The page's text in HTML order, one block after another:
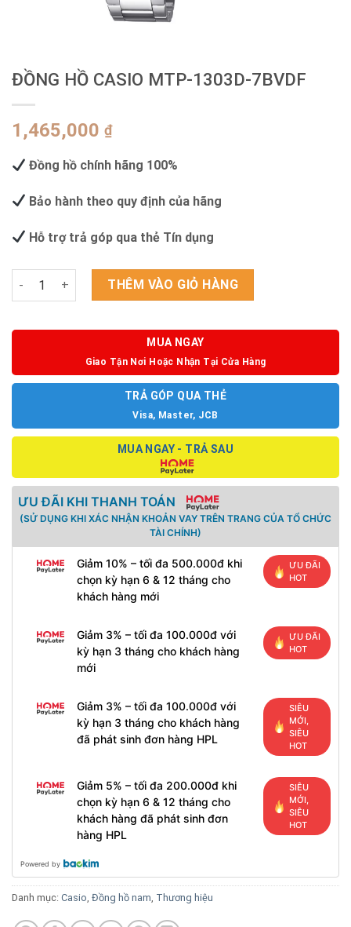
ĐỒNG HỒ CASIO MTP-1303D-7BVDF
1,465,000 ₫
Đồng hồ chính hãng 100%
Bảo hành theo quy định của hãng
Hỗ trợ trả góp qua thẻ Tín dụng
ĐỒNG HỒ CASIO MTP-1303D-7BVDF số lượng
THÊM VÀO GIỎ HÀNG
MUA NGAY
Giao Tận Nơi Hoặc Nhận Tại Cửa Hàng
TRẢ GÓP QUA THẺ
Visa, Master, JCB
MUA NGAY - TRẢ SAU
ƯU ĐÃI KHI THANH TOÁN
(SỬ DỤNG KHI XÁC NHẬN KHOẢN VAY TRÊN TRANG CỦA TỔ CHỨC
TÀI CHÍNH)
Giảm 10% – tối đa 500.000đ khi
chọn kỳ hạn 6 & 12 tháng cho
khách hàng mới
ƯU ĐÃI
HOT
Giảm 3% – tối đa 100.000đ với
kỳ hạn 3 tháng cho khách hàng
mới
ƯU ĐÃI
HOT
Giảm 3% – tối đa 100.000đ với
kỳ hạn 3 tháng cho khách hàng
đã phát sinh đơn hàng HPL
SIÊU
MỚI,
SIÊU
HOT
Giảm 5% – tối đa 200.000đ khi
chọn kỳ hạn 6 & 12 tháng cho
khách hàng đã phát sinh đơn
hàng HPL
SIÊU
MỚI,
SIÊU
HOT
Powered by
Danh mục: Casio, Đồng hồ nam, Thương hiệu